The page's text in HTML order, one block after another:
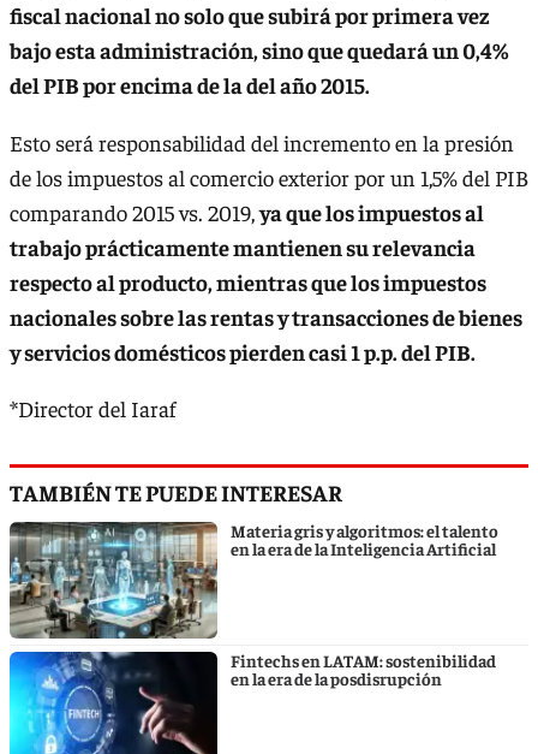
fiscal nacional no solo que subirá por primera vez
bajo esta administración, sino que quedará un 0,4%
del PIB por encima de la del año 2015.
Esto será responsabilidad del incremento en la presión
de los impuestos al comercio exterior por un 1,5% del PIB
comparando 2015 vs. 2019,ya que los impuestos al
trabajo prácticamente mantienen su relevancia
respecto al producto, mientras que los impuestos
nacionales sobre las rentas y transacciones de bienes
y servicios domésticos pierden casi 1 p.p. del PIB.
*Director del Iaraf
TAMBIÉN TE PUEDE INTERESAR
Materia gris y algoritmos: el talento
en la era de la Inteligencia Artificial
Fintechs en LATAM: sostenibilidad
en la era de la posdisrupción